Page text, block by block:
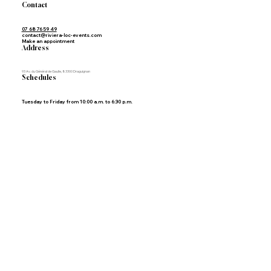
Contact
07 68 76 59 49
contact@riviera-loc-events.com
Make an appointment
Address
93 Av. du Général de Gaulle, 83300 Draguignan
Schedules
Tuesday to Friday from 10:00 a.m. to 6:30 p.m.